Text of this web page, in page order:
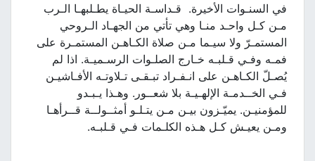
في السنـوات الأخيرة. قـداسـة الحيـاة يطـلبهـا الـرب
مـن كـل واحـد منـا وهي تأتي من الجهـاد الـروحي
المستمـرّ ولا سيـما مـن صلاة الكـاهـن المستمـرة على
فمـه وفـي قـلبـه خـارج الصلـوات الرسـميـة. اذا لم
يُصـلّ الكـاهـن على انـفـراد تبـقـى تـلاوتـه الأفـاشيـن
فـي الخــدمـة الإلهـيـة بلا شعــور. وهـذا يـبـدو
للمؤمنيـن. يميّـزون بيـن مـن يتـلـو أمثــولــة قــرأهـا
ومـن يعيـش كـل هـذه الكلـمات فـي قـلبـه.